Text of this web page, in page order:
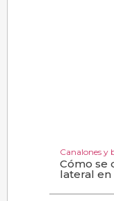
Canalones y
Cómo se
lateral en